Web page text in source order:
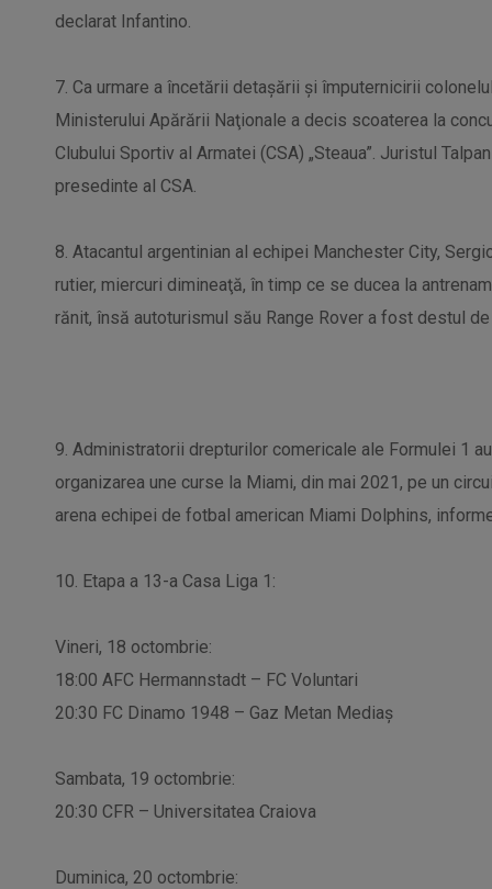
declarat Infantino.
7. Ca urmare a încetării detaşării şi împuternicirii
Ministerului Apărării Naţionale a decis scoaterea la
Clubului Sportiv al Armatei (CSA) „Steaua”. Juristul
presedinte al CSA.
8. Atacantul argentinian al echipei Manchester City,
rutier, miercuri dimineaţă, în timp ce se ducea la
rănit, însă autoturismul său Range Rover a fost destul de
9. Administratorii drepturilor comericale ale Formulei 1
organizarea une curse la Miami, din mai 2021, pe un
arena echipei de fotbal american Miami Dolphins,
10. Etapa a 13-a Casa Liga 1:
Vineri, 18 octombrie:
18:00 AFC Hermannstadt – FC Voluntari
20:30 FC Dinamo 1948 – Gaz Metan Mediaş
Sambata, 19 octombrie:
20:30 CFR – Universitatea Craiova
Duminica, 20 octombrie: